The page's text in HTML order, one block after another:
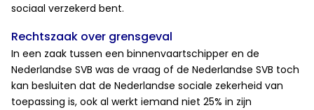
sociaal verzekerd bent.
Rechtszaak over grensgeval
In een zaak tussen een binnenvaartschipper en de
Nederlandse SVB was de vraag of de Nederlandse SVB toch
kan besluiten dat de Nederlandse sociale zekerheid van
toepassing is, ook al werkt iemand niet 25% in zijn